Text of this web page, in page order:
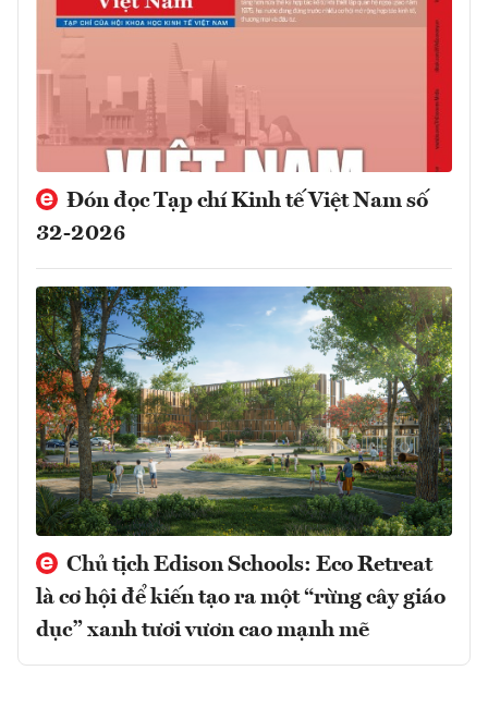
Đón đọc Tạp chí Kinh tế Việt Nam số
32-2026
Chủ tịch Edison Schools: Eco Retreat
là cơ hội để kiến tạo ra một “rừng cây giáo
dục” xanh tươi vươn cao mạnh mẽ